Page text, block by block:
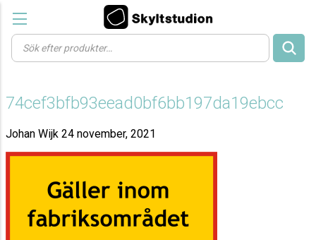
Products
search
74cef3bfb93eead0bf6bb197da19ebcc
Johan Wijk 24 november, 2021